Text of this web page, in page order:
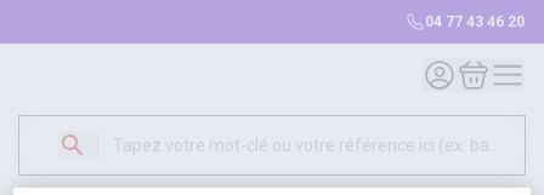
04 77 43 46 20
Mon compte
Mon